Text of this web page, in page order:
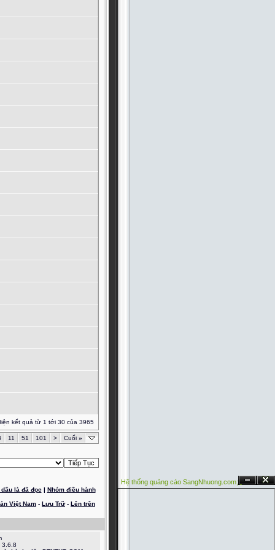
kết quả từ 1 tới 30 của 3965
11 51 101 > Cuối »
Ẩn Đóng
Hệ thống quảng cáo SangNhuong.com;
là đã đọc | Nhóm điều hành
Việt Nam - Lưu Trữ- Lên trên
3.6.8